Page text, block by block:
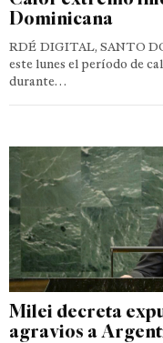
Dominicana
RDÉ DIGITAL, SANTO
este lunes el período de
durante…
Milei decreta
agravios a